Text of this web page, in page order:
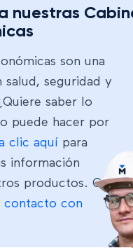
nuestras
son una
salud, seguridad y
saber lo
puede hacer por
clic aquí para
información
productos. O
contacto con